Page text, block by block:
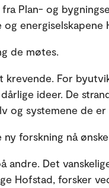
Plan- og
energiselskapene
de møtes.
krevende. For
ideer. De
og systemene de er
forskning nå
andre. Det
Hofstad, forsker